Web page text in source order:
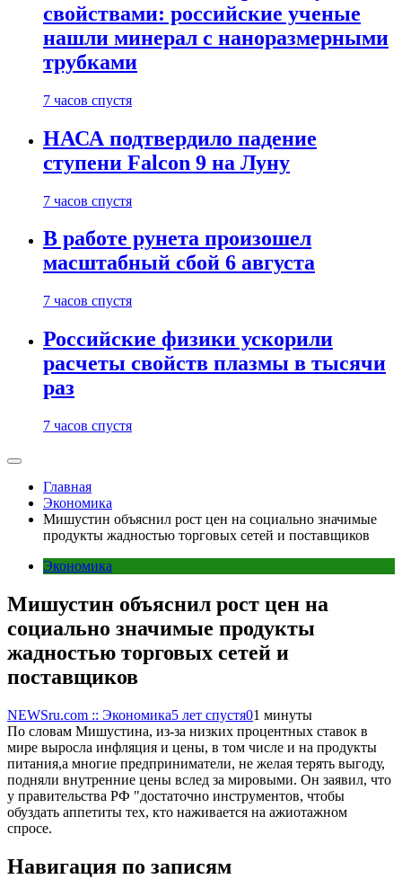
свойствами: российские ученые
нашли минерал с наноразмерными
трубками
7 часов спустя
НАСА подтвердило падение
ступени Falcon 9 на Луну
7 часов спустя
В работе рунета произошел
масштабный сбой 6 августа
7 часов спустя
Российские физики ускорили
расчеты свойств плазмы в тысячи
раз
7 часов спустя
Главная
Экономика
Мишустин объяснил рост цен на социально значимые
продукты жадностью торговых сетей и поставщиков
Экономика
Мишустин объяснил рост цен на
социально значимые продукты
жадностью торговых сетей и
поставщиков
NEWSru.com :: Экономика5 лет спустя01 минуты
По словам Мишустина, из-за низких процентных ставок в
мире выросла инфляция и цены, в том числе и на продукты
питания,а многие предприниматели, не желая терять выгоду,
подняли внутренние цены вслед за мировыми. Он заявил, что
у правительства РФ "достаточно инструментов, чтобы
обуздать аппетиты тех, кто наживается на ажиотажном
спросе.
Навигация по записям